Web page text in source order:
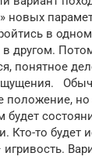
новых
в
в другом.
понятное
положение, но
будет
Кто-то будет
игривость.